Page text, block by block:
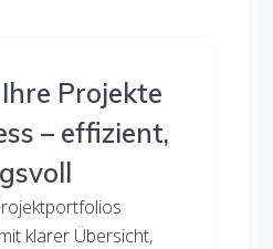
Projekte
– effizient,
klarer Übersicht,